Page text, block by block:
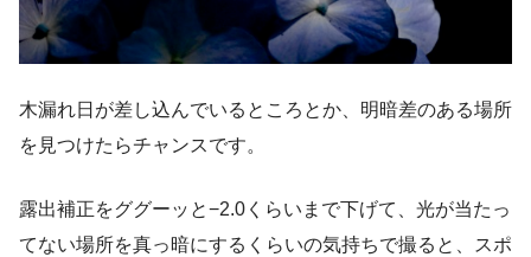
木漏れ日が差し込んでいるところとか、明暗差のある場所
を見つけたらチャンスです。
露出補正をググーッと−2.0くらいまで下げて、光が当たっ
てない場所を真っ暗にするくらいの気持ちで撮ると、スポ